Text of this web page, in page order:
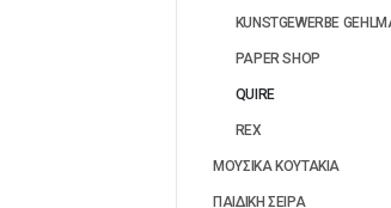
KUNSTGEWERBE
PAPER SHOP
QUIRE
REX
ΜΟΥΣΙΚΑ ΚΟΥΤΑΚΙΑ
ΠΑΙΔΙΚΗ ΣΕΙΡΑ